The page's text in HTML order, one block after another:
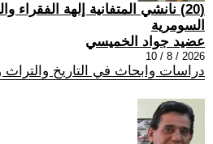
(20) نانشي المتفانية إلهة الفقراء
السومرية
عضيد جواد الخميسي
2026 / 8 / 10
دراسات وابحاث في التاريخ والتراث